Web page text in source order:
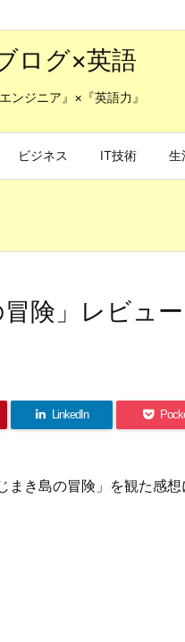
ログ×英語
ンジニア』×『英語力』
ビジネス IT技術 生
冒険」レ
LinkedIn
き島の冒険」を観た感